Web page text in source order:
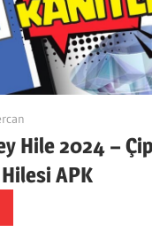
Hile 2024 –
APK